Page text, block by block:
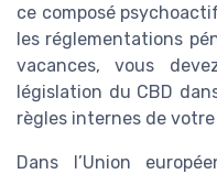
ce composé
les réglementations
vacances, vous
législation du CBD
règles internes de
Dans l’Union